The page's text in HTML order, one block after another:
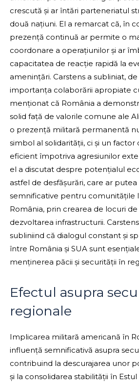
crescută și ar întări parteneriatul
două națiuni. El a remarcat că, în
prezență continuă ar permite o
coordonare a operațiunilor și ar
capacitatea de reacție rapidă la
amenințări. Carstens a subliniat,
importanța colaborării apropiate
menționat că România a
solid față de valorile comune ale
o prezență militară permanentă
simbol al solidarității, ci și un factor
eficient împotriva agresiunilor
el a discutat despre potențialul
astfel de desfășurări, care ar
semnificative pentru comunitățile
România, prin crearea de locuri
dezvoltarea infrastructurii.
subliniind că dialogul constant și
între România și SUA sunt
menținerea păcii și securității în
Efectul asupra
regionale
Implicarea militară americană în
influență semnificativă asupra
contribuind la descurajarea unor
și la consolidarea stabilității în